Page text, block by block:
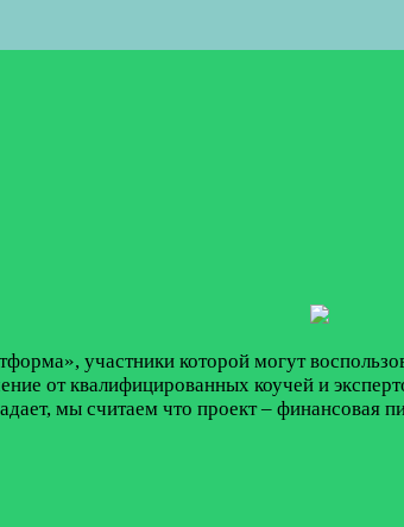
участники которой могут
от квалифицированных коучей и
мы считаем что проект – финансовая